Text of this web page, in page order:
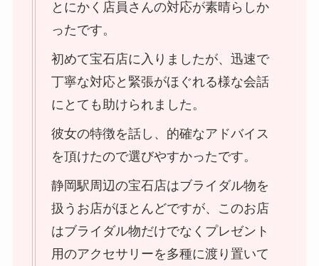
とにかく店員さんの対応が素晴らしか
ったです。
初めて宝石店に入りましたが、迅速で
丁寧な対応と緊張がほぐれる様な会話
にとても助けられました。
彼女の特徴を話し、的確なアドバイス
を頂けたので選びやすかったです。
静岡駅周辺の宝石店はブライダル物を
扱うお店がほとんどですが、このお店
はブライダル物だけでなくプレゼント
用のアクセサリーを多種に渡り置いて